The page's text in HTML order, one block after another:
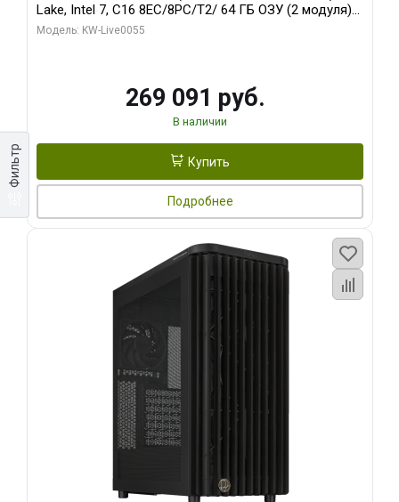
Фильтр
Lake, Intel 7, C16 8EC/8PC/T2/ 64 ГБ ОЗУ (2 модуля)/
MSI RTX5080 SHADOW 3X OC 16GB GDDR7 256bit 3xDP
Модель: KW-Live0055
269 091 руб.
В наличии
Купить
Подробнее